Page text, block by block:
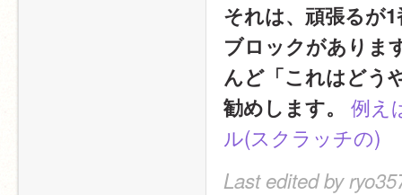
それは、頑張るが
ブロックがありま
んど「これはどう
勧めします。
例え
ル(スクラッチの)
Last edited by